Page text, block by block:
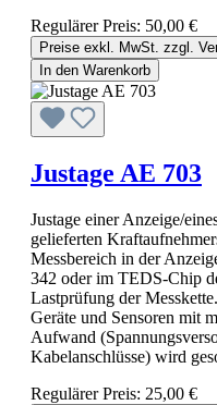
Regulärer Preis: 50,00 €
Preise exkl. MwSt. zzgl.
In den Warenkorb
Justage AE 703
Justage einer Anzeige/
gelieferten
Messbereich in der
342 oder im TEDS-Chip
Lastprüfung der
Geräte und Sensoren mit
Aufwand
Kabelanschlüsse) wird
Regulärer Preis: 25,00 €